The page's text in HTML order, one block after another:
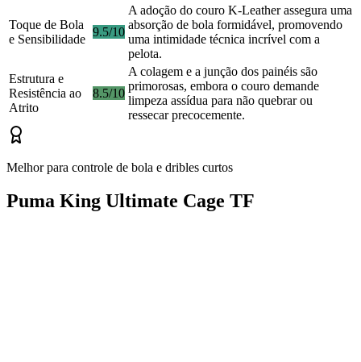
Toque de Bola
e Sensibilidade
9.5/10
A adoção do couro K-Leather assegura uma
absorção de bola formidável, promovendo
uma intimidade técnica incrível com a
pelota.
Estrutura e
Resistência ao
Atrito
8.5/10
A colagem e a junção dos painéis são
primorosas, embora o couro demande
limpeza assídua para não quebrar ou
ressecar precocemente.
Melhor para controle de bola e dribles curtos
Puma King Ultimate Cage TF